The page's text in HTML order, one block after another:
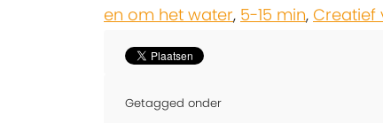
en om het water, 5-15 min, Creatief
Getagged onder